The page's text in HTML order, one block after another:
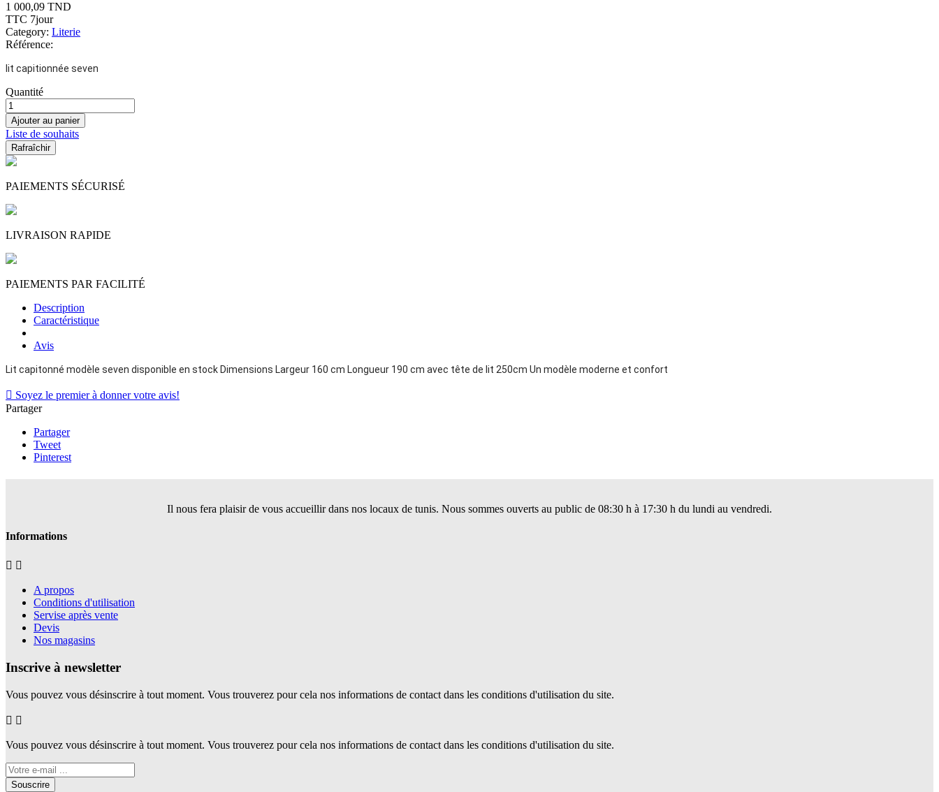
1 000,09 TND
TTC 7jour
Category: Literie
Référence:
lit capitionnée seven
Quantité
Ajouter au panier
Liste de souhaits
PAIEMENTS SÉCURISÉ
LIVRAISON RAPIDE
PAIEMENTS PAR FACILITÉ
Description
Caractéristique
Avis
Lit capitonné modèle seven disponible en stock Dimensions Largeur 160 cm Longueur 190 cm avec tête de lit 250cm Un modèle moderne et confort
 Soyez le premier à donner votre avis!
Partager
Partager
Tweet
Pinterest
Il nous fera plaisir de vous accueillir dans nos locaux de tunis. Nous sommes ouverts au public de 08:30 h à 17:30 h du lundi au vendredi.
Informations
 
A propos
Conditions d'utilisation
Servise après vente
Devis
Nos magasins
Inscrive à newsletter
Vous pouvez vous désinscrire à tout moment. Vous trouverez pour cela nos informations de contact dans les conditions d'utilisation du site.
 
Vous pouvez vous désinscrire à tout moment. Vous trouverez pour cela nos informations de contact dans les conditions d'utilisation du site.
Souscrire